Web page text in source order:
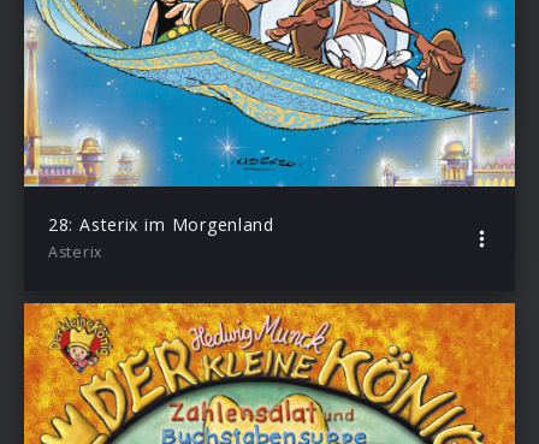
28: Asterix im Morgenland
Asterix